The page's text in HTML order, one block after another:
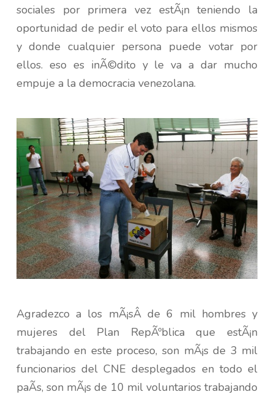
sociales por primera vez estÃ¡n teniendo la
oportunidad de pedir el voto para ellos mismos
y donde cualquier persona puede votar por
ellos. eso es inÃ©dito y le va a dar mucho
empuje a la democracia venezolana.
Agradezco a los mÃ¡sÂ de 6 mil hombres y
mujeres del Plan RepÃºblica que estÃ¡n
trabajando en este proceso, son mÃ¡s de 3 mil
funcionarios del CNE desplegados en todo el
paÃ­s, son mÃ¡s de 10 mil voluntarios trabajando